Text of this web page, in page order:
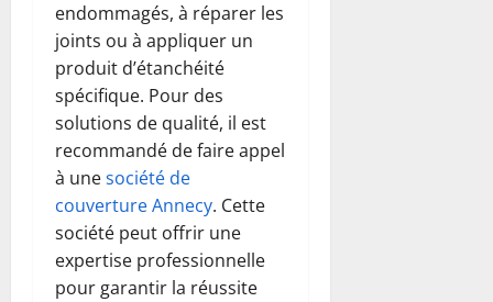
endommagés, à réparer les
joints ou à appliquer un
produit d’étanchéité
spécifique. Pour des
solutions de qualité, il est
recommandé de faire appel
à unesociété de
couverture Annecy. Cette
société peut offrir une
expertise professionnelle
pour garantir la réussite